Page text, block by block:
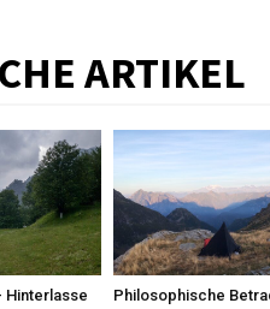
ARTIKEL
Hinterlasse
Philosophische